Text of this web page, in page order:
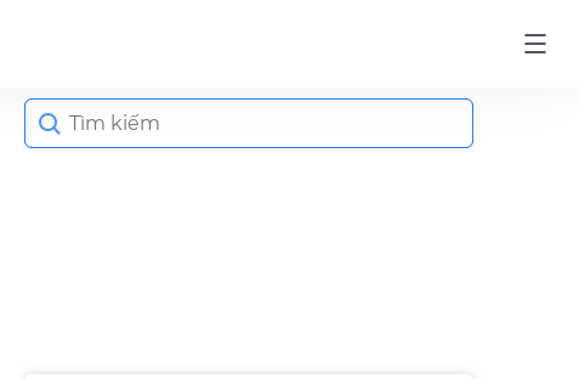
Search
for: